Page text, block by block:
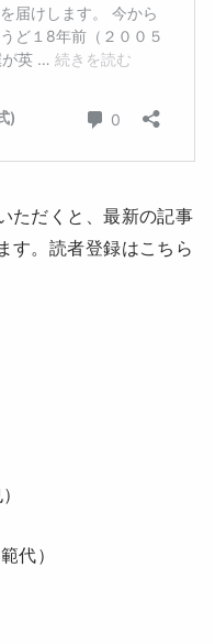
ただくと、最新の記事
す。読者登録はこちら
代）